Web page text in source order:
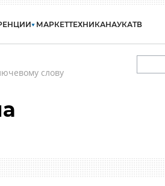
МАРКЕТТЕХНИКАНАУКАТВ
слову